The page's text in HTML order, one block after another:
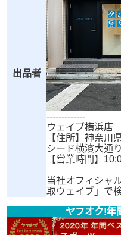
出品者
-------------
ウェイブ横浜店
【住所】神奈
シード横濱大通
【営業時間】
当社オフィシャ
取ウェイブ」で
ヤフオク!年